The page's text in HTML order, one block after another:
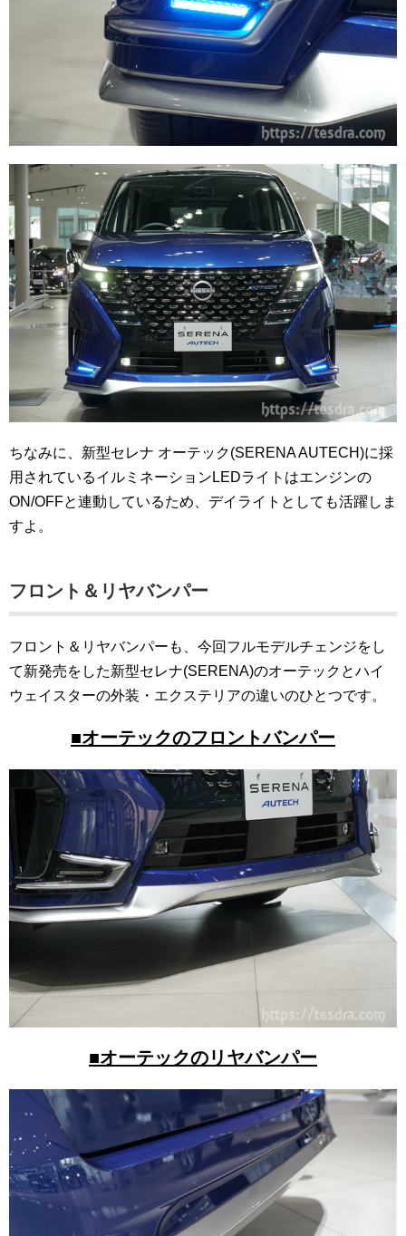
ちなみに、新型セレナ オーテック(SERENA AUTECH)に採
用されているイルミネーションLEDライトはエンジンの
ON/OFFと連動しているため、デイライトとしても活躍しま
すよ。
フロント＆リヤバンパー
フロント＆リヤバンパーも、今回フルモデルチェンジをし
て新発売をした新型セレナ(SERENA)のオーテックとハイ
ウェイスターの外装・エクステリアの違いのひとつです。
■オーテックのフロントバンパー
■オーテックのリヤバンパー